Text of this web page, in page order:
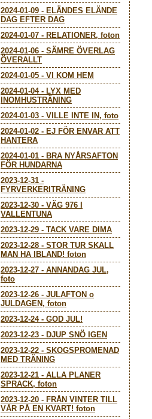
2024-01-09 - ELÄNDES ELÄNDE
DAG EFTER DAG
2024-01-07 - RELATIONER, foton
2024-01-06 - SÄMRE ÖVERLAG
ÖVERALLT
2024-01-05 - VI KOM HEM
2024-01-04- LYX MED
INOMHUSTRÄNING
2024-01-03 - VILLE INTE IN, foto
2024-01-02 - EJ FÖR ENVAR ATT
HANTERA
2024-01-01 - BRA NYÅRSAFTON
FÖR HUNDARNA
2023-12-31 -
FYRVERKERITRÄNING
2023-12-30 - VÄG 976 I
VALLENTUNA
2023-12-29 - TACK VARE DIMA
2023-12-28 - STOR TUR SKALL
MAN HA IBLAND! foton
2023-12-27 - ANNANDAG JUL,
foto
2023-12-26 - JULAFTON o
JULDAGEN, foton
2023-12-24- GOD JUL!
2023-12-23 - DJUP SNÖ IGEN
2023-12-22 - SKOGSPROMENAD
MED TRÄNING
2023-12-21 - ALLA PLANER
SPRACK, foton
2023-12-20 - FRÅN VINTER TILL
VÅR PÅ EN KVART! foton